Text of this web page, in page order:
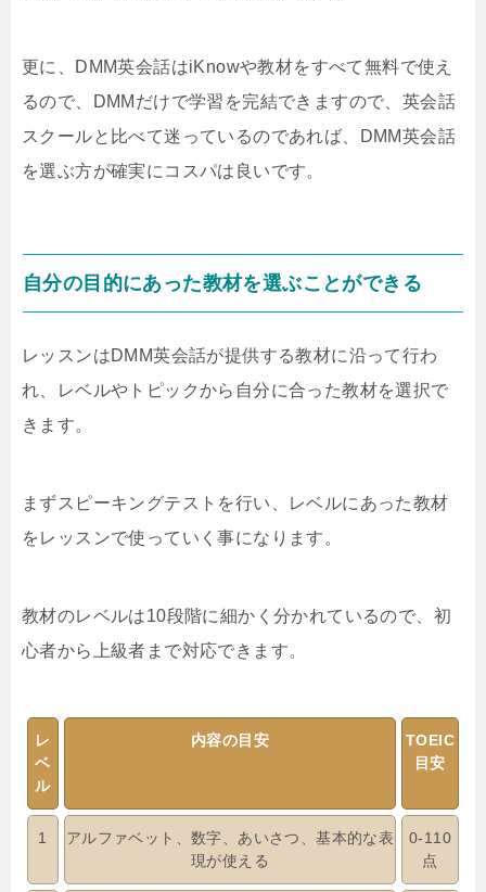
更に、DMM英会話はiKnowや教材をすべて無料で使え
るので、DMMだけで学習を完結できますので、英会話
スクールと比べて迷っているのであれば、DMM英会話
を選ぶ方が確実にコスパは良いです。
自分の目的にあった教材を選ぶことができる
レッスンはDMM英会話が提供する教材に沿って行わ
れ、レベルやトピックから自分に合った教材を選択で
きます。
まずスピーキングテストを行い、レベルにあった教材
をレッスンで使っていく事になります。
教材のレベルは10段階に細かく分かれているので、初
心者から上級者まで対応できます。
レ
ベ
ル
内容の目安
TOEIC
目安
1
アルファベット、数字、あいさつ、基本的な表
現が使える
0-110
点